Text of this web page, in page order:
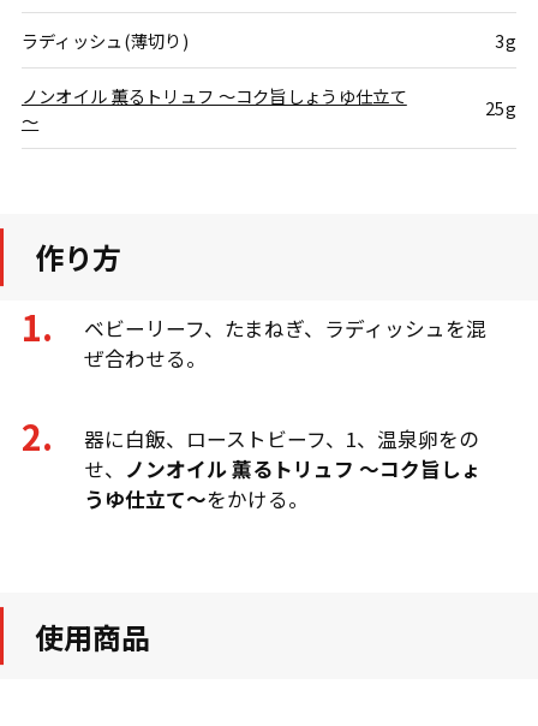
ラディッシュ(薄切り) 3g
ノンオイル 薫るトリュフ ～コク旨しょうゆ仕立て
～
25g
作り方
ベビーリーフ、たまねぎ、ラディッシュを混
ぜ合わせる。
器に白飯、ローストビーフ、1、温泉卵をの
せ、 ノンオイル 薫るトリュフ ～コク旨しょ
うゆ仕立て～をかける。
使用商品